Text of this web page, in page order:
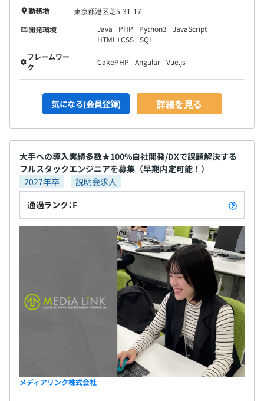
勤務地
東京都港区芝5-31-17
開発環境
Java PHP Python3
JavaScript
HTML+CSS SQL
フレームワー
ク
CakePHP Angular Vue.js
気になる(会員登録) 詳細を見る
大手への導入実績多数★100%自社開発/DXで課題解決する
フルスタックエンジニアを募集（早期内定可能！）
2027年卒
説明会求人
通過ランク：F
メディアリンク株式会社